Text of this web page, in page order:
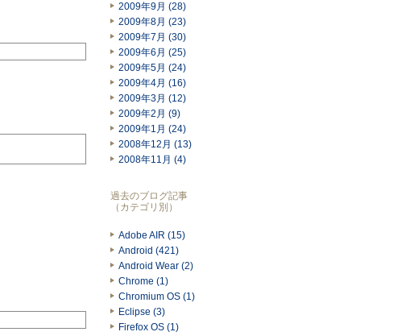
2009年9月 (28)
2009年8月 (23)
2009年7月 (30)
2009年6月 (25)
2009年5月 (24)
2009年4月 (16)
2009年3月 (12)
2009年2月 (9)
2009年1月 (24)
2008年12月 (13)
2008年11月 (4)
過去のブログ記事
（カテゴリ別）
Adobe AIR (15)
Android (421)
Android Wear (2)
Chrome (1)
Chromium OS (1)
Eclipse (3)
Firefox OS (1)